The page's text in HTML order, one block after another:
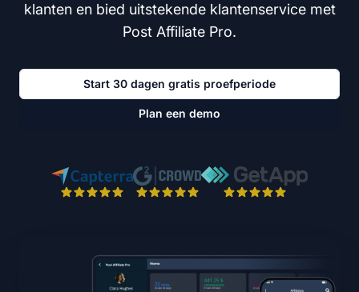
klanten en bied uitstekende klantenservice met
Post Affiliate Pro.
Start 30 dagen gratis proefperiode
Plan een demo